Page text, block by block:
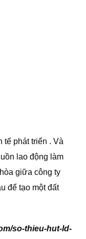
phát triển . Và
lao động làm
giữa công ty
để tạo một đất
so-thieu-hut-ld-